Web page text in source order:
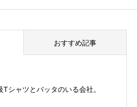
おすすめ記事
Tシャツとバッタのいる会社。
（秋保温泉）